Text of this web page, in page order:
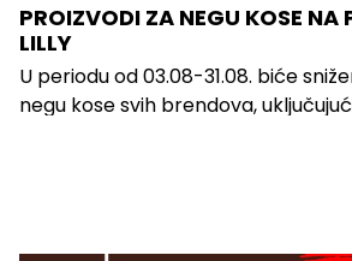
PROIZVODI ZA NEGU KOSE NA
LILLY
U periodu od 03.08-31.08. biće
negu kose svih brendova,